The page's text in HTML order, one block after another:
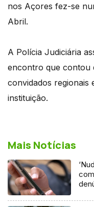
nos Açores fez-se
Abril.
A Polícia Judiciária
encontro que contou
convidados regionais
instituição.
Mais Notícias